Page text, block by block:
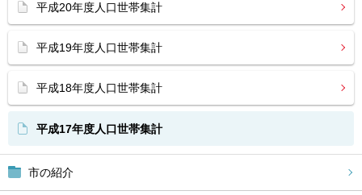
市の紹介
平成20年度人口世帯集計
平成19年度人口世帯集計
平成18年度人口世帯集計
平成17年度人口世帯集計